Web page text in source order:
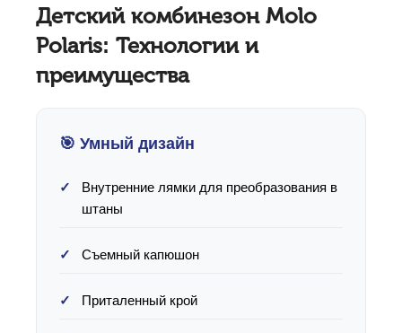
Детский комбинезон Molo
Polaris: Технологии и
преимущества
🎯 Умный дизайн
Внутренние лямки для преобразования в
штаны
Съемный капюшон
Приталенный крой